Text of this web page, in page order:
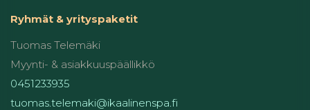
Ryhmät & yrityspaketit
Tuomas Telemäki
Myynti- & asiakkuuspäällikkö
0451233935
tuomas.telemaki@ikaalinenspa.fi